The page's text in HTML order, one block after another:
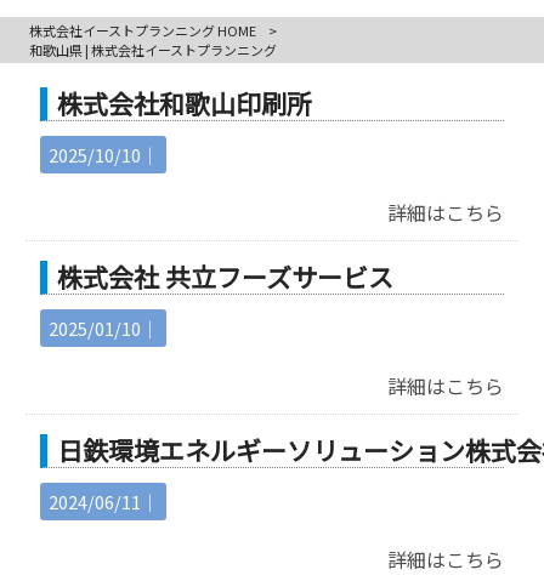
株式会社イーストプランニング HOME
>
和歌山県 | 株式会社イーストプランニング
株式会社和歌山印刷所
2025/10/10｜
詳細はこちら
株式会社 共立フーズサービス
2025/01/10｜
詳細はこちら
日鉄環境エネルギーソリューション株式
2024/06/11｜
詳細はこちら